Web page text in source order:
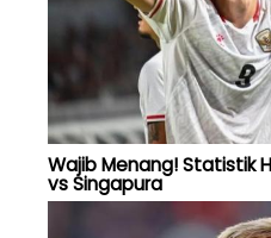
Wajib Menang! Statistik
vs Singapura